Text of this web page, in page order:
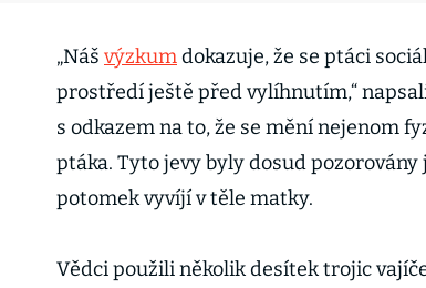
„Náš výzkumdokazuje, že se ptáci
prostředí ještě před vylíhnutím,“
s odkazem na to, že se mění nejenom
ptáka. Tyto jevy byly dosud
potomek vyvíjí v těle matky.
Vědci použili několik desítek trojic